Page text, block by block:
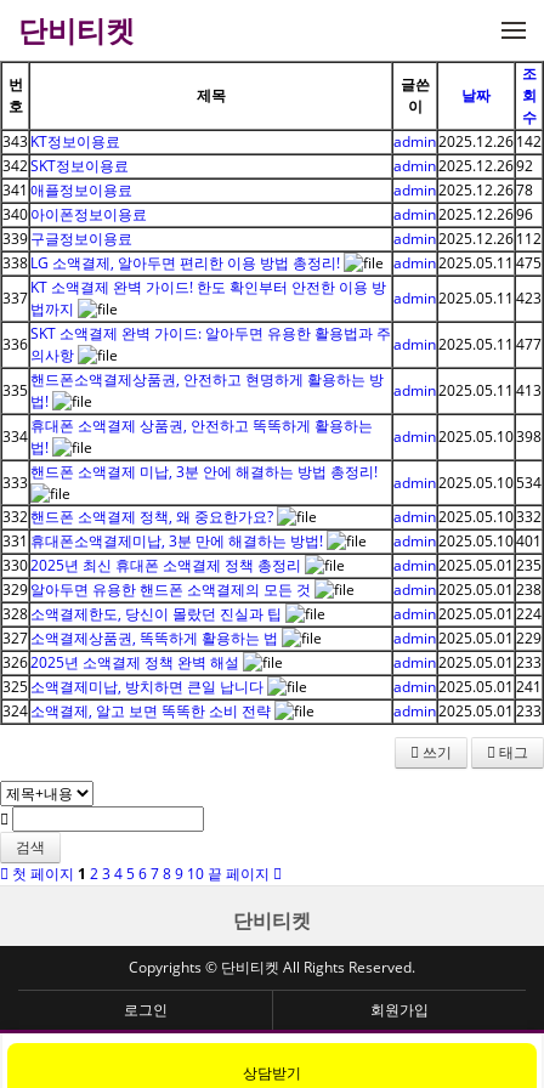
단비티켓
번
호
제목
글쓴
이
날짜
조
회
수
343KT정보이용료 admin2025.12.26142
342SKT정보이용료 admin2025.12.2692
341 애플정보이용료 admin2025.12.2678
340아이폰정보이용료 admin2025.12.2696
339구글정보이용료 admin2025.12.26112
338LG 소액결제, 알아두면 편리한 이용 방법 총정리! admin2025.05.11 475
337
KT 소액결제 완벽 가이드! 한도 확인부터 안전한 이용 방
법까지
admin2025.05.11 423
336
SKT 소액결제 완벽 가이드: 알아두면 유용한 활용법과 주
의사항
admin2025.05.11 477
335
핸드폰소액결제상품권, 안전하고 현명하게 활용하는 방
법!
admin2025.05.11 413
334
휴대폰 소액결제 상품권, 안전하고 똑똑하게 활용하는
법!
admin2025.05.10398
333
핸드폰 소액결제 미납, 3분 안에 해결하는 방법 총정리!
admin2025.05.10534
332핸드폰 소액결제 정책, 왜 중요한가요? admin2025.05.10332
331 휴대폰소액결제미납, 3분 만에 해결하는 방법! admin2025.05.10401
3302025년 최신 휴대폰 소액결제 정책 총정리 admin2025.05.01 235
329알아두면 유용한 핸드폰 소액결제의 모든 것 admin2025.05.01 238
328소액결제한도, 당신이 몰랐던 진실과 팁 admin2025.05.01 224
327소액결제상품권, 똑똑하게 활용하는 법 admin2025.05.01 229
3262025년 소액결제 정책 완벽 해설 admin2025.05.01 233
325소액결제미납, 방치하면 큰일 납니다 admin2025.05.01 241
324소액결제, 알고 보면 똑똑한 소비 전략 admin2025.05.01 233
쓰기
태그
검색
첫 페이지 1 23456789 10 끝 페이지
단비티켓
Copyrights © 단비티켓 All Rights Reserved.
로그인 회원가입
상담받기